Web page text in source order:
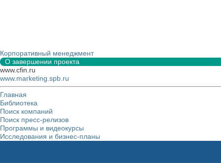
Корпоративный менеджмент
О завершении проекта
www.cfin.ru
www.marketing.spb.ru
Главная
Библиотека
Поиск компаний
Поиск пресс-релизов
Программы и видеокурсы
Исследования и бизнес-планы